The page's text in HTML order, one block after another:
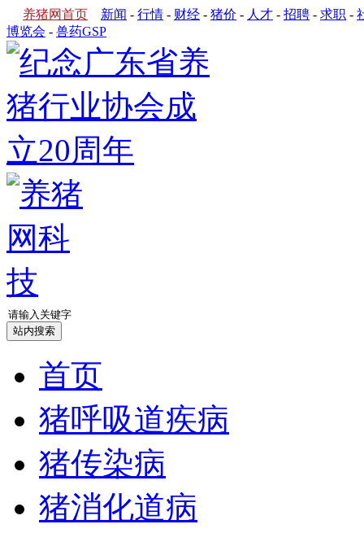
养猪网首页 新闻 - 行情 - 财经 - 猪价 - 人才 - 招聘 - 求职 -
博览会 - 兽药GSP
首页
猪呼吸道疾病
猪传染病
猪消化道病